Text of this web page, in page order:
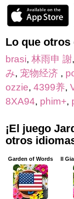
Lo que otros
brasi, 林雨申 謝,
み, 宠物经济 ,
ozzie, 4399养,
8XA94, phim+,
¡El juego
otros
Garden of Words Il